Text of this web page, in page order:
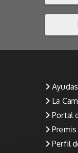
La
Portal
Premis
Perfil